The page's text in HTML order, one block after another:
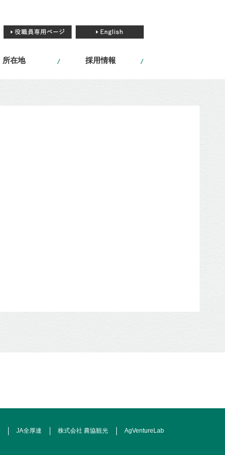
所在地 採用情報
JA全厚連 株式会社 農協観光 AgVentureLab